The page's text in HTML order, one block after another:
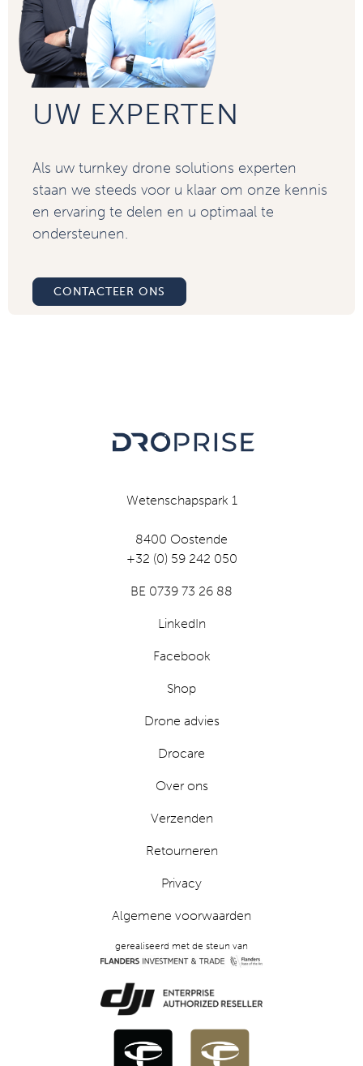
UW EXPERTEN
Als uw turnkey drone solutions experten
staan we steeds voor u klaar om onze kennis
en ervaring te delen en u optimaal te
ondersteunen.
CONTACTEER ONS
Wetenschapspark 1
8400 Oostende
+32 (0) 59 242 050
BE 0739 73 26 88
LinkedIn
Facebook
Shop
Drone advies
Drocare
Over ons
Verzenden
Retourneren
Privacy
Algemene voorwaarden
gerealiseerd met de steun van